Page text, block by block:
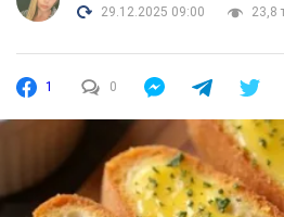
29.12.2025 09:00
23,8
1 0